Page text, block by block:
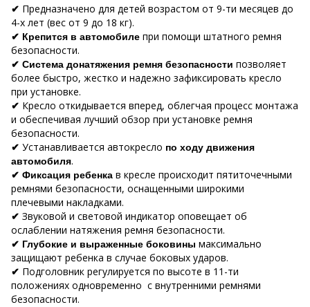
✔ Предназначено для детей возрастом от 9-ти месяцев до
4-х лет (вес от 9 до 18 кг).
✔ Крепится в автомобиле при помощи штатного ремня
безопасности.
✔ Система донатяжения ремня безопасности позволяет
более быстро, жестко и надежно зафиксировать кресло
при установке.
✔ Кресло откидывается вперед, облегчая процесс монтажа
и обеспечивая лучший обзор при установке ремня
безопасности.
✔ Устанавливается автокресло по ходу движения
автомобиля.
✔ Фиксация ребенка в кресле происходит пятиточечными
ремнями безопасности, оснащенными широкими
плечевыми накладками.
✔ Звуковой и световой индикатор оповещает об
ослаблении натяжения ремня безопасности.
✔ Глубокие и выраженные боковины максимально
защищают ребенка в случае боковых ударов.
✔ Подголовник регулируется по высоте в 11-ти
положениях одновременно с внутренними ремнями
безопасности.